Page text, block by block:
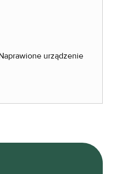
urządzenie